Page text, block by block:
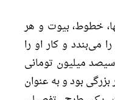
خطوط، بیوت و هر
می‌بندد و کار او را
میلیون تومانی
بود و به عنوان